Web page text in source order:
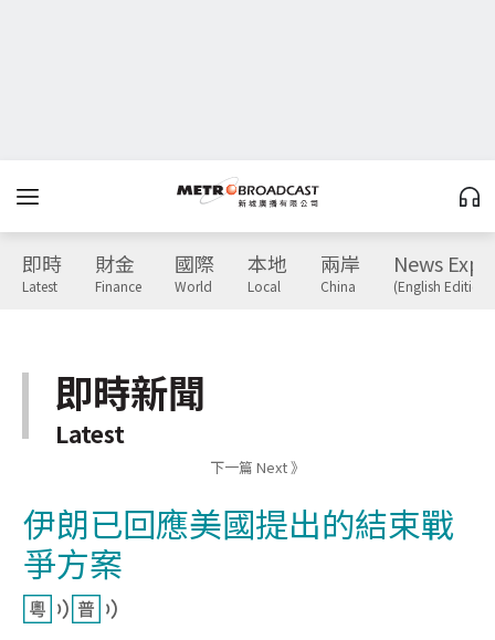
即時
Latest
財金
Finance
國際
World
本地
Local
兩岸
China
News
(English Edition)
即時新聞
Latest
下一篇 Next 》
伊朗已回應美國提出的結束戰
爭方案